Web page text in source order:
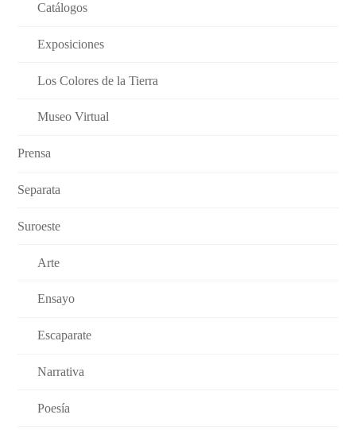
Catálogos
Exposiciones
Los Colores de la Tierra
Museo Virtual
Prensa
Separata
Suroeste
Arte
Ensayo
Escaparate
Narrativa
Poesía